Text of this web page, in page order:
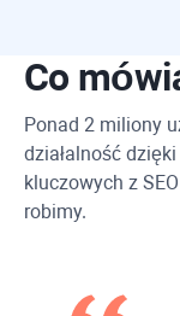
Co
Ponad 2 miliony
działalność
kluczowych z
robimy.